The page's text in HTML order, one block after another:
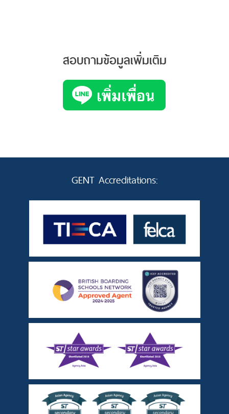
สอบถามข้อมูลเพิ่มเติม
GENT Accreditations: